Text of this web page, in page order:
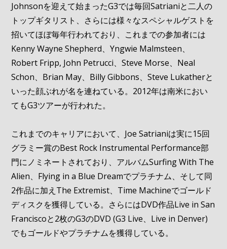
Johnsonを迎えて始まったG3では毎回Satrianiと二人の
トップギタリスト、さらには様々なスペシャルゲストを
招いてほぼ毎年行われており、これまでの参加者には
Kenny Wayne Shepherd、Yngwie Malmsteen、
Robert Fripp, John Petrucci、Steve Morse、Neal
Schon、Brian May、Billy Gibbons、Steve Lukatherと
いった顔ぶれが名を連ねている。2012年は南米におい
てもG3ツアーが行われた。
これまでのキャリアにおいて、Joe Satrianiは実に15回
グラミー賞のBest Rock Instrumental Performance部
門にノミネートされており、アルバムSurfing With The
Alien、Flying in a Blue Dreamでプラチナム、そして同
2作品に加えThe Extremist、Time Machineでゴールド
ディスクを獲得している。さらにはDVD作品Live in San
Franciscoと2枚のG3のDVD (G3 Live、Live in Denver)
でもゴールドやプラチナムを獲得している。